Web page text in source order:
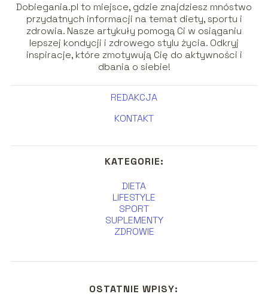
Dobiegania.pl to miejsce, gdzie znajdziesz mnóstwo
przydatnych informacji na temat diety, sportu i
zdrowia. Nasze artykuły pomogą Ci w osiąganiu
lepszej kondycji i zdrowego stylu życia. Odkryj
inspiracje, które zmotywują Cię do aktywności i
dbania o siebie!
REDAKCJA
KONTAKT
KATEGORIE:
DIETA
LIFESTYLE
SPORT
SUPLEMENTY
ZDROWIE
OSTATNIE WPISY: